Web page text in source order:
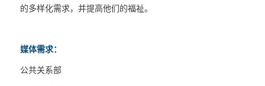
的多样化需求，并提高他们的福祉。
媒体需求：
公共关系部